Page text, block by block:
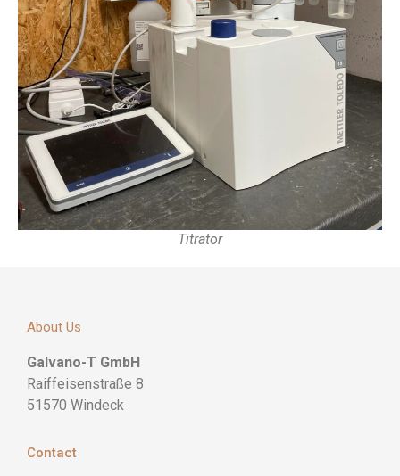
Titrator
About Us
Galvano-T GmbH
Raiffeisenstraße 8
51570 Windeck
Contact